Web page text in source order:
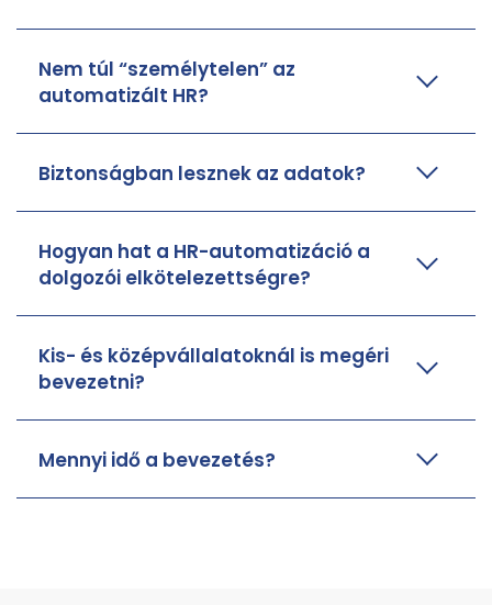
Nem túl “személytelen” az
automatizált HR?
Biztonságban lesznek az adatok?
Hogyan hat a HR-automatizáció a
dolgozói elkötelezettségre?
Kis- és középvállalatoknál is megéri
bevezetni?
Mennyi idő a bevezetés?